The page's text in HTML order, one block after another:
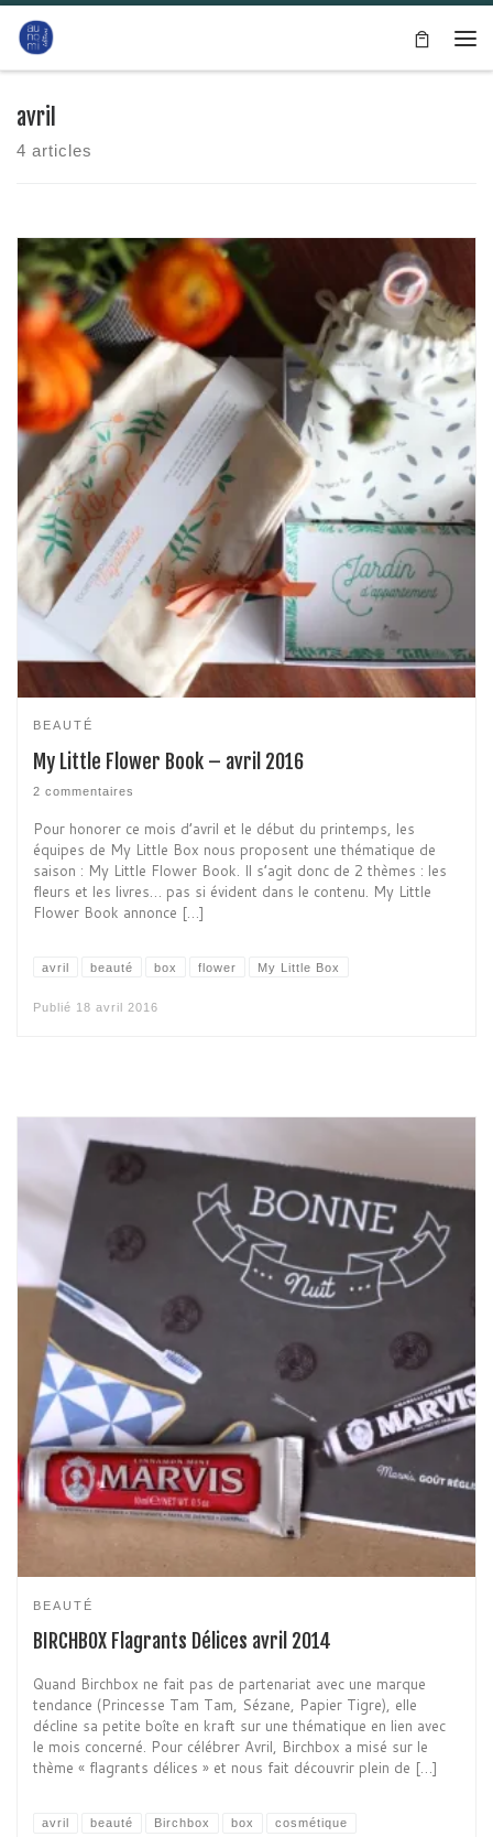
Passer au contenu
avril
4 articles
BEAUTÉ
My Little Flower Book – avril 2016
2 commentaires
Pour honorer ce mois d’avril et le début du printemps, les
équipes de My Little Box nous proposent une thématique de
saison : My Little Flower Book. Il s’agit donc de 2 thèmes : les
fleurs et les livres… pas si évident dans le contenu. My Little
Flower Book annonce […]
avril beauté box flower My Little Box
Publié 18 avril 2016
BEAUTÉ
BIRCHBOX Flagrants Délices avril 2014
Quand Birchbox ne fait pas de partenariat avec une marque
tendance (Princesse Tam Tam, Sézane, Papier Tigre), elle
décline sa petite boîte en kraft sur une thématique en lien avec
le mois concerné. Pour célébrer Avril, Birchbox a misé sur le
thème « flagrants délices » et nous fait découvrir plein de […]
avril beauté Birchbox box cosmétique